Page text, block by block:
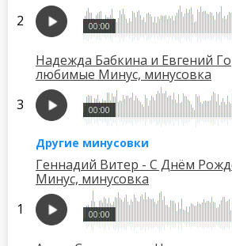
00:00
Надежда Бабкина и Евгений
любимые Минус, минусовка
00:00
Другие минусовки
Геннадий Витер - С Днём
Минус, минусовка
00:00